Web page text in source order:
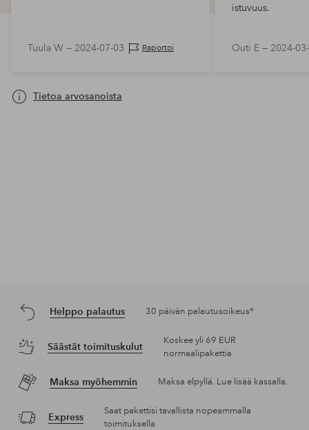
Tuula W — 2024-07-03 Raportoi
istuvuus.
Outi E — 2024-
Tietoa arvosanoista
Helppo palautus 30 päivän palautusoikeus*
Säästät toimituskulut
Koskee yli 69 EUR
normaalipakettia
Maksa myöhemmin Maksa elpyllä. Lue lisää kassalla.
Express
Saat pakettisi tavallista nopeammalla
toimituksella